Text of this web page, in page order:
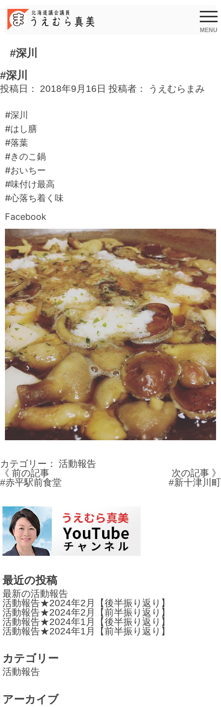
content
MENU
#深川
#深川
投稿日： 2018年9月16日 投稿者： うえむらまみ
#深川
#はし膳
#落葉
#きのこ鍋
#おいちー
#味付け最高
#心落ち着く味
Facebook
カテゴリー： 活動報告
投
ナ
ビ
ゲ
シ
ョ
ン
《 前の記事
#赤平駅前食堂
次の記事 》
#新十津川町
最近の投稿
最新の活動報告
活動報告★2024年2月【後半振り返り】
活動報告★2024年2月【前半振り返り】
活動報告★2024年1月【後半振り返り】
活動報告★2024年1月【前半振り返り】
カテゴリー
活動報告
アーカイブ